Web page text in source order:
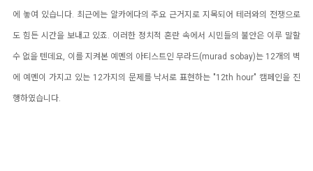
에 놓여 있습니다. 최근에는 알카에다의 주요 근거지로 지목되어 테러와의 전쟁으로
도 힘든 시간을 보내고 있죠. 이러한 정치적 혼란 속에서 시민들의 불안은 이루 말할
수 없을 텐데요, 이를 지켜본 예멘의 아티스트인무라드(murad sobay)는 12개의 벽
에 예멘이 가지고 있는 12가지의 문제를 낙서로 표현하는 "12th hour" 캠페인을 진
행하였습니다.